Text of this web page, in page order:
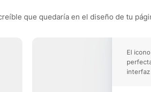
que quedaría en el diseño de tu
El
interfaz